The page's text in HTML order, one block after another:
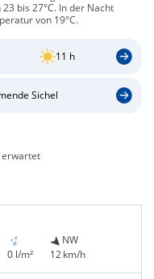
bis 27°C. In der Nacht
von 19°C.
11 h
Sichel
erwartet
0 l/m²
NW
12 km/h